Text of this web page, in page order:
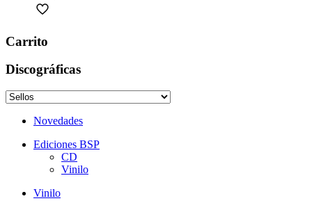
Carrito
Discográficas
Novedades
Ediciones BSP
CD
Vinilo
Vinilo